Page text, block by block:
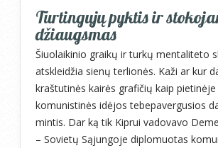
Turtingųjų pyktis ir
džiaugsmas
Šiuolaikinio graikų ir turkų mentaliteto
atskleidžia sienų terlionės. Kaži ar kur
kraštutinės kairės grafičių kaip
komunistinės idėjos tebepavergusios
mintis. Dar ką tik Kiprui vadovavo
– Sovietų Sąjungoje diplomuotas